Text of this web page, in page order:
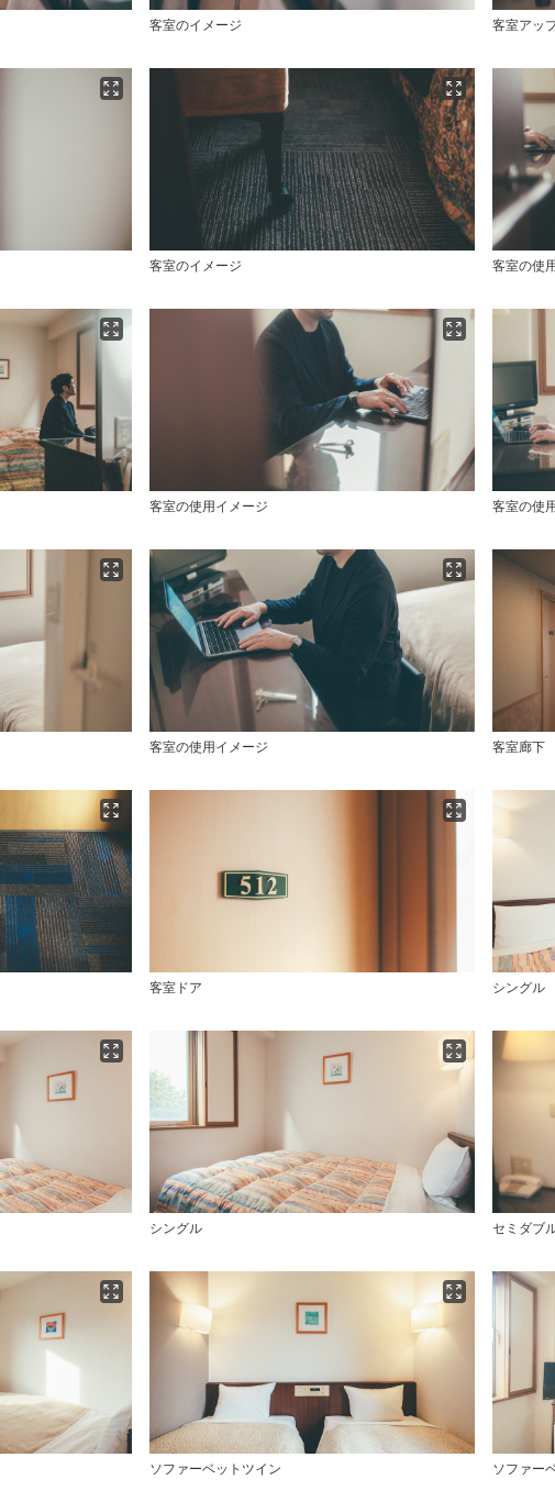
客室のイメージ 客室アッ
客室のイメージ 客室の使
客室の使用イメージ 客室の使
客室の使用イメージ 客室廊下
客室ドア シングル
シングル セミダブ
ソファーベットツイン ソファー